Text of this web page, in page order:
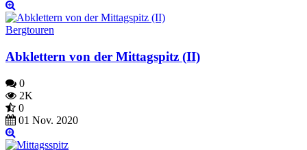
Bergtouren
Abklettern von der Mittagspitz (II)
0
2K
0
01 Nov. 2020